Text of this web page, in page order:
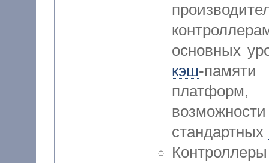
основных
кэш-
стандартных